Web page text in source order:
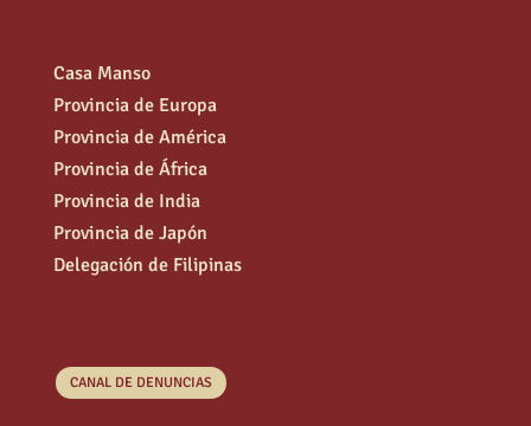
Casa Manso
Provincia de Europa
Provincia de América
Provincia de África
Provincia de India
Provincia de Japón
Delegación de Filipinas
CANAL DE DENUNCIAS